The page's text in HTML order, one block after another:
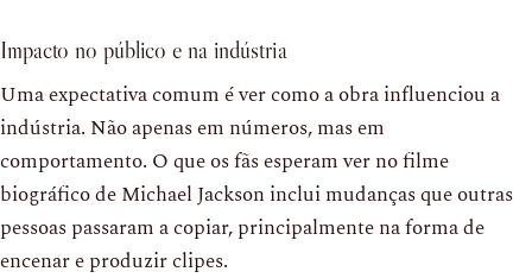
Impacto no público e na indústria
Uma expectativa comum é ver como a obra influenciou a
indústria. Não apenas em números, mas em
comportamento. O que os fãs esperam ver no filme
biográfico de Michael Jackson inclui mudanças que outras
pessoas passaram a copiar, principalmente na forma de
encenar e produzir clipes.